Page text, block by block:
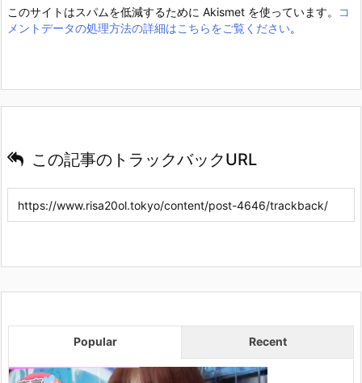
このサイトはスパムを低減するために Akismet を使っています。
コ
メントデータの処理方法の詳細はこちらをご覧ください。
この記事のトラックバックURL
Popular Recent